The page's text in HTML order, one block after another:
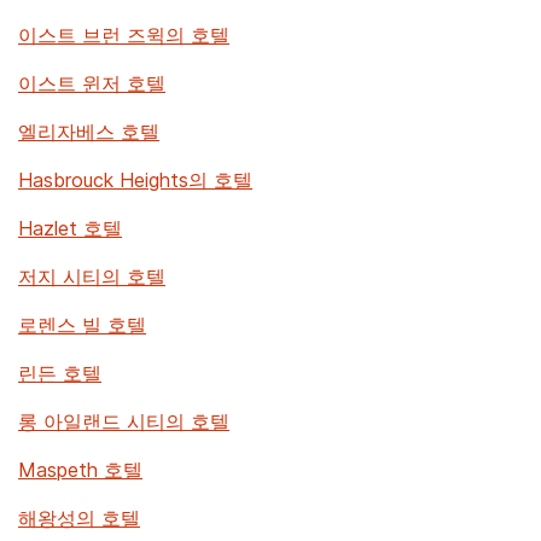
이스트 브런 즈윅의 호텔
이스트 윈저 호텔
엘리자베스 호텔
Hasbrouck Heights의 호텔
Hazlet 호텔
저지 시티의 호텔
로렌스 빌 호텔
린든 호텔
롱 아일랜드 시티의 호텔
Maspeth 호텔
해왕성의 호텔